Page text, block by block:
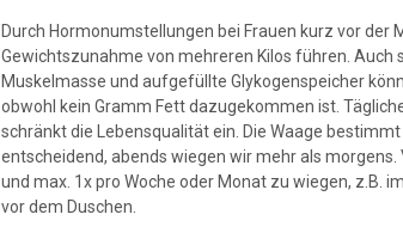
Durch Hormonumstellungen bei Frauen kurz vor
Gewichtszunahme von mehreren Kilos führen.
Muskelmasse und aufgefüllte Glykogenspeicher
obwohl kein Gramm Fett dazugekommen ist.
schränkt die Lebensqualität ein. Die Waage
entscheidend, abends wiegen wir mehr als
und max. 1x pro Woche oder Monat zu wiegen, z.B.
vor dem Duschen.